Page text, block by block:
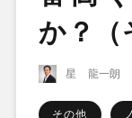
か？（
星 龍一朗
その他